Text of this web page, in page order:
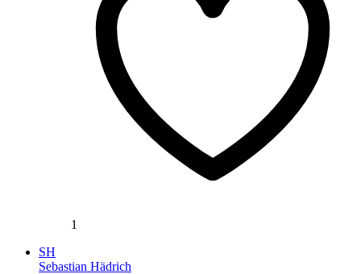
1
SH
Sebastian Hädrich